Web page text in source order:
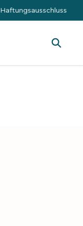
Haftungsausschluss